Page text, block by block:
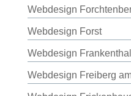
Webdesign
Webdesign Forst
Webdesign Frankenthal
Webdesign Freiberg